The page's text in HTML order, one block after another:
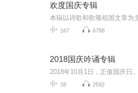
欢度国庆专辑
167 6788
2018国庆吟诵专辑
38 2592